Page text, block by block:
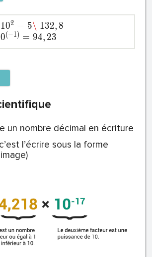
102 = 5\ 132,8
0(−1) = 94, 23
un nombre décimal en écriture
l’écrire sous la forme